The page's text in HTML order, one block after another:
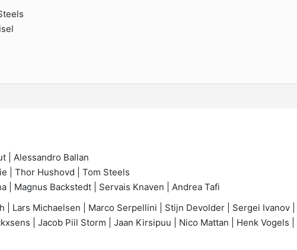
| Alessandro Ballan
| Thor Hushovd | Tom Steels
| Magnus Backstedt | Servais Knaven | Andrea Tafi
| Lars Michaelsen | Marco Serpellini | Stijn Devolder | Sergei Ivanov
| Jacob Piil Storm | Jaan Kirsipuu | Nico Mattan | Henk Vogels